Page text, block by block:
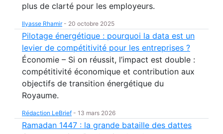
plus de clarté pour les employeurs.
Ilyasse Rhamir- 20 octobre 2025
Pilotage énergétique : pourquoi la data est un
levier de compétitivité pour les entreprises ?
Économie – Si on réussit, l’impact est double :
compétitivité économique et contribution aux
objectifs de transition énergétique du
Royaume.
Rédaction LeBrief - 13 mars 2026
Ramadan 1447 : la grande bataille des dattes